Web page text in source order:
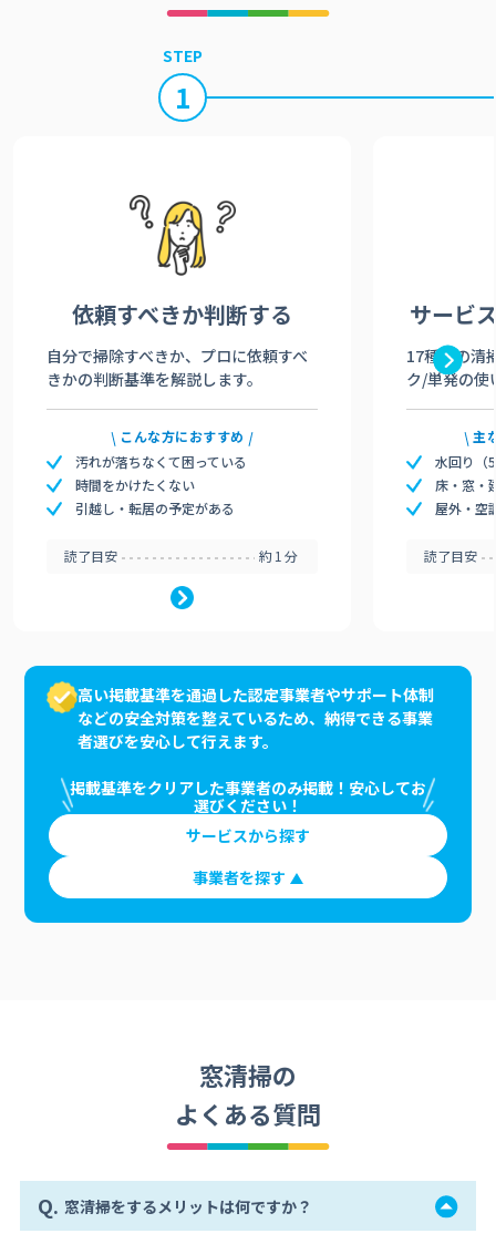
STEP
1
依頼すべきか判断する
自分で掃除すべきか、プロに依頼すべ
きかの判断基準を解説します。
こんな方におすすめ
汚れが落ちなくて困っている
時間をかけたくない
引越し・転居の予定がある
読了目安 約1分
サービ
17種類の清
ク/単発の使
主
水回り（
床・窓・
屋外・空
読了目安
高い掲載基準を通過した認定事業者やサポート体制
などの安全対策を整えているため、納得できる事業
者選びを安心して行えます。
掲載基準をクリアした事業者のみ掲載！安心してお
選びください！
サービスから探す
事業者を探す
窓清掃の
よくある質問
Q. 窓清掃をするメリットは何ですか？